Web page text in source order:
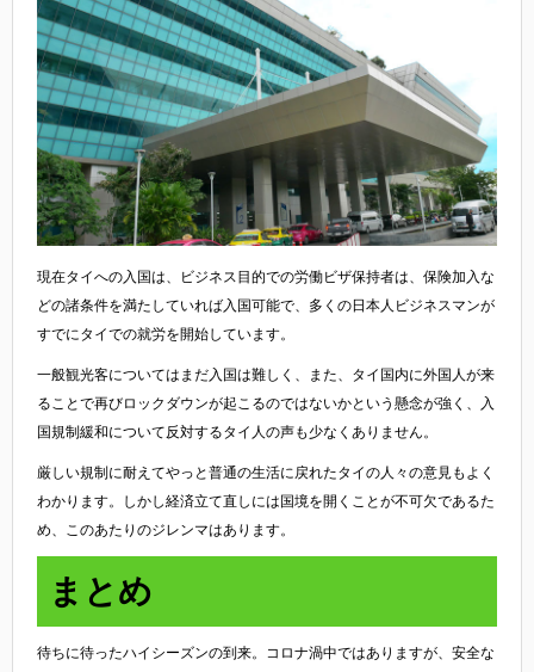
現在タイへの入国は、ビジネス目的での労働ビザ保持者は、保険加入な
どの諸条件を満たしていれば入国可能で、多くの日本人ビジネスマンが
すでにタイでの就労を開始しています。
一般観光客についてはまだ入国は難しく、また、タイ国内に外国人が来
ることで再びロックダウンが起こるのではないかという懸念が強く、入
国規制緩和について反対するタイ人の声も少なくありません。
厳しい規制に耐えてやっと普通の生活に戻れたタイの人々の意見もよく
わかります。しかし経済立て直しには国境を開くことが不可欠であるた
め、このあたりのジレンマはあります。
まとめ
待ちに待ったハイシーズンの到来。コロナ渦中ではありますが、安全な